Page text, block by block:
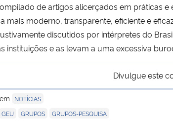
de artigos alicerçados em práticas
mais moderno, transparente, eficiente e
discutidos por intérpretes do
instituições e as levam a uma excessiva
Divulgue este
NOTÍCIAS
GEU GRUPOS GRUPOS-PESQUISA